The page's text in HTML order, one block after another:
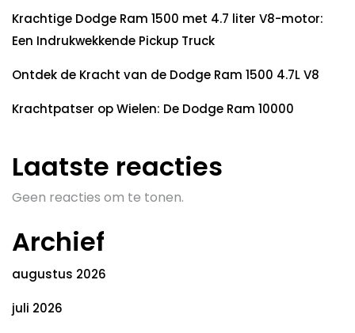
Krachtige Dodge Ram 1500 met 4.7 liter V8-motor:
Een Indrukwekkende Pickup Truck
Ontdek de Kracht van de Dodge Ram 1500 4.7L V8
Krachtpatser op Wielen: De Dodge Ram 10000
Laatste reacties
Geen reacties om te tonen.
Archief
augustus 2026
juli 2026